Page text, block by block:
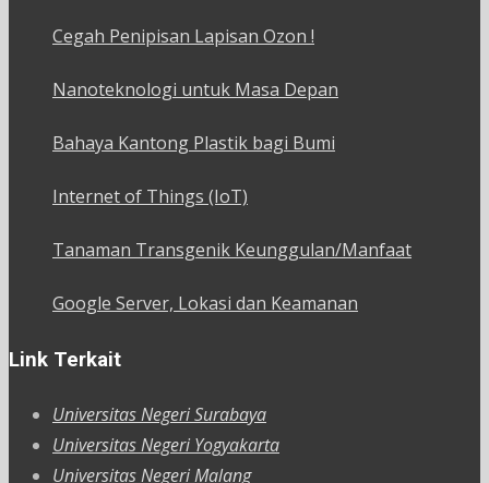
Cegah Penipisan Lapisan Ozon !
Nanoteknologi untuk Masa Depan
Bahaya Kantong Plastik bagi Bumi
Internet of Things (IoT)
Tanaman Transgenik Keunggulan/Manfaat
Google Server, Lokasi dan Keamanan
Link Terkait
Universitas Negeri Surabaya
Universitas Negeri Yogyakarta
Universitas Negeri Malang